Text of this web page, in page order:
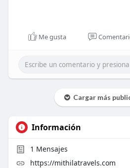
Me gusta
Cargar más
Información
1 Mensajes
https://mithilatravels.com